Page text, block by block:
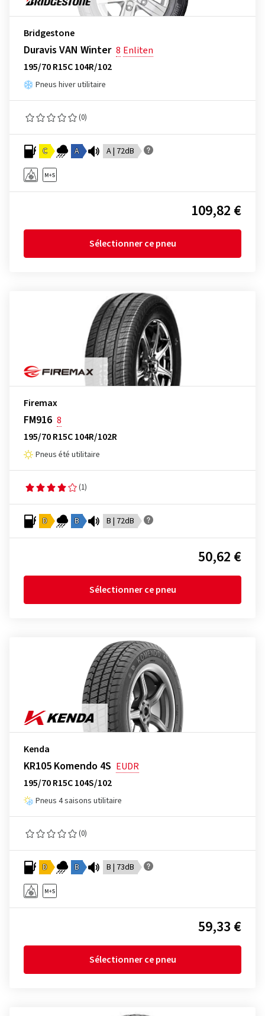
Bridgestone
Duravis VAN Winter 8 Enliten
195/70 R15C 104R/102
Pneus hiver utilitaire
(0)
C A A | 72dB
109,82 €
Sélectionner ce pneu
Firemax
FM916 8
195/70 R15C 104R/102R
Pneus été utilitaire
(1)
D B B | 72dB
50,62 €
Sélectionner ce pneu
Kenda
KR105 Komendo 4S EUDR
195/70 R15C 104S/102
Pneus 4 saisons utilitaire
(0)
D B B | 73dB
59,33 €
Sélectionner ce pneu